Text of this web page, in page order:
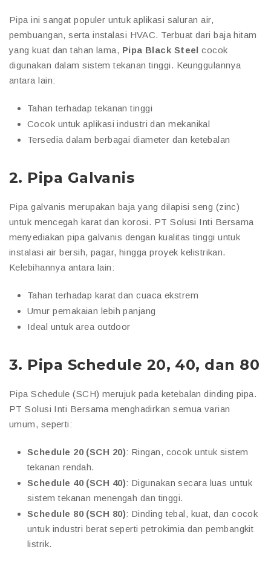
Pipa ini sangat populer untuk aplikasi saluran air,
pembuangan, serta instalasi HVAC. Terbuat dari baja hitam
yang kuat dan tahan lama, Pipa Black Steel cocok
digunakan dalam sistem tekanan tinggi. Keunggulannya
antara lain:
Tahan terhadap tekanan tinggi
Cocok untuk aplikasi industri dan mekanikal
Tersedia dalam berbagai diameter dan ketebalan
2. Pipa Galvanis
Pipa galvanis merupakan baja yang dilapisi seng (zinc)
untuk mencegah karat dan korosi. PT Solusi Inti Bersama
menyediakan pipa galvanis dengan kualitas tinggi untuk
instalasi air bersih, pagar, hingga proyek kelistrikan.
Kelebihannya antara lain:
Tahan terhadap karat dan cuaca ekstrem
Umur pemakaian lebih panjang
Ideal untuk area outdoor
3. Pipa Schedule 20, 40, dan 80
Pipa Schedule (SCH) merujuk pada ketebalan dinding pipa.
PT Solusi Inti Bersama menghadirkan semua varian
umum, seperti:
Schedule 20 (SCH 20): Ringan, cocok untuk sistem
tekanan rendah.
Schedule 40 (SCH 40): Digunakan secara luas untuk
sistem tekanan menengah dan tinggi.
Schedule 80 (SCH 80): Dinding tebal, kuat, dan cocok
untuk industri berat seperti petrokimia dan pembangkit
listrik.